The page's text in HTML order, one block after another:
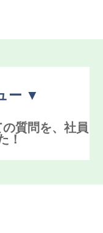
ー ▼
質問を、社員
！